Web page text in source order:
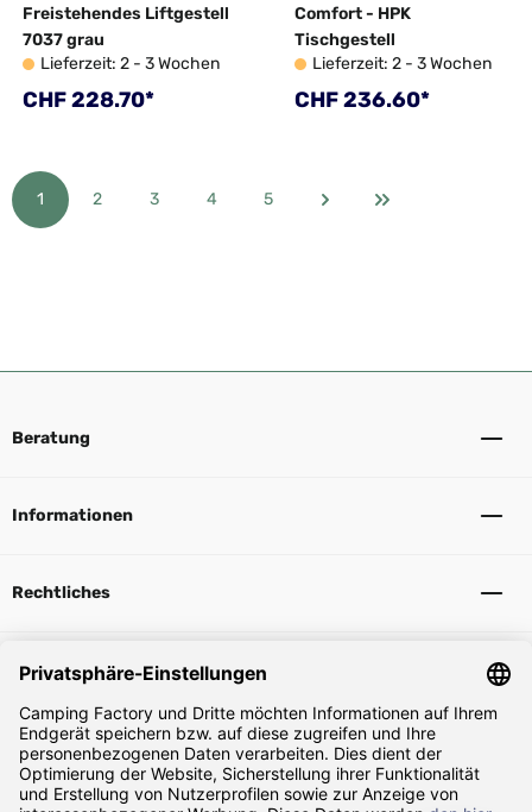
Freistehendes Liftgestell
7037 grau
Lieferzeit: 2 - 3 Wochen
Regulärer Preis:
CHF 228.70*
Comfort - HPK
Tischgestell
Lieferzeit: 2 - 3 Wochen
Regulärer Preis:
CHF 236.60*
Seite
1 Seite
2 Seite
3 Seite
4 Seite
5
Beratung
Informationen
Rechtliches